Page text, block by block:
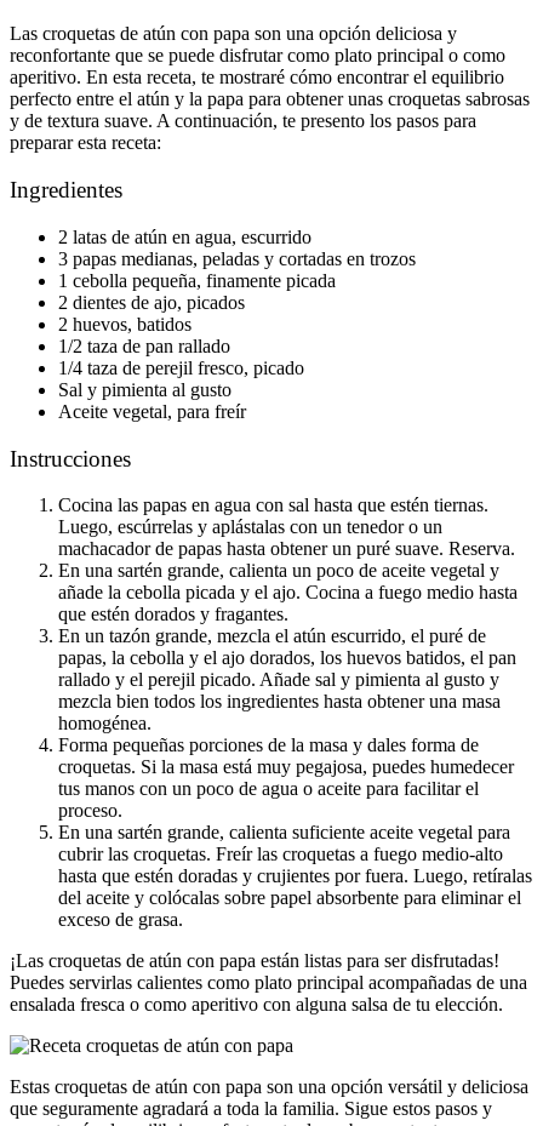
Las croquetas de atún con papa son una opción deliciosa y
reconfortante que se puede disfrutar como plato principal o como
aperitivo. En esta receta, te mostraré cómo encontrar el equilibrio
perfecto entre el atún y la papa para obtener unas croquetas sabrosas
y de textura suave. A continuación, te presento los pasos para
preparar esta receta:
Ingredientes
2 latas de atún en agua, escurrido
3 papas medianas, peladas y cortadas en trozos
1 cebolla pequeña, finamente picada
2 dientes de ajo, picados
2 huevos, batidos
1/2 taza de pan rallado
1/4 taza de perejil fresco, picado
Sal y pimienta al gusto
Aceite vegetal, para freír
Instrucciones
Cocina las papas en agua con sal hasta que estén tiernas.
Luego, escúrrelas y aplástalas con un tenedor o un
machacador de papas hasta obtener un puré suave. Reserva.
En una sartén grande, calienta un poco de aceite vegetal y
añade la cebolla picada y el ajo. Cocina a fuego medio hasta
que estén dorados y fragantes.
En un tazón grande, mezcla el atún escurrido, el puré de
papas, la cebolla y el ajo dorados, los huevos batidos, el pan
rallado y el perejil picado. Añade sal y pimienta al gusto y
mezcla bien todos los ingredientes hasta obtener una masa
homogénea.
Forma pequeñas porciones de la masa y dales forma de
croquetas. Si la masa está muy pegajosa, puedes humedecer
tus manos con un poco de agua o aceite para facilitar el
proceso.
En una sartén grande, calienta suficiente aceite vegetal para
cubrir las croquetas. Freír las croquetas a fuego medio-alto
hasta que estén doradas y crujientes por fuera. Luego, retíralas
del aceite y colócalas sobre papel absorbente para eliminar el
exceso de grasa.
¡Las croquetas de atún con papa están listas para ser disfrutadas!
Puedes servirlas calientes como plato principal acompañadas de una
ensalada fresca o como aperitivo con alguna salsa de tu elección.
Estas croquetas de atún con papa son una opción versátil y deliciosa
que seguramente agradará a toda la familia. Sigue estos pasos y